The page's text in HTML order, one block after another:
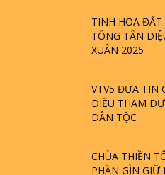
TINH HOA ĐẤT
TÔNG TÂN
XUÂN 2025
VTV5 ĐƯA TIN
DIỆU THAM
DÂN TỘC
CHÙA THIỀN
PHẦN GÌN GIỮ